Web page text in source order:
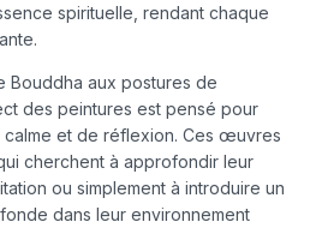
spirituelle, rendant chaque
Bouddha aux postures de
des peintures est pensé pour
et de réflexion. Ces œuvres
cherchent à approfondir leur
ou simplement à introduire un
dans leur environnement